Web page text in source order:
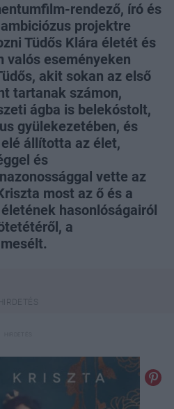
rendező, író és
projektre
Tüdős Klára életét és
valós eseményeken
akit sokan az első
tartanak számon,
ágba is belekóstolt,
gyülekezetében, és
állította az élet,
és
vette az
most az ő és a
hasonlóságairól
a